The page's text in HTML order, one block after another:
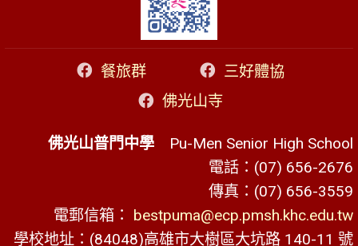
餐旅群
三好體協
佛光山寺
佛光山普門中學 Pu-Men Senior High School
電話：(07) 656-2676
傳真：(07) 656-3559
電郵信箱： bestpuma@ecp.pmsh.khc.edu.tw
學校地址：(84048)高雄市大樹區大坑路 140-11 號